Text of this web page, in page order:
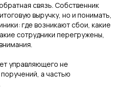
связь. Собственник
выручку, но и понимать,
где возникают сбои, какие
сотрудники перегружены,
управляющего не
а частью